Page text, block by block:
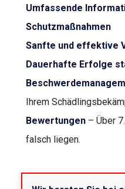
Umfassende
Schutzmaßnahmen
Sanfte und effektive
Dauerhafte Erfolge
Ihrem
Bewertungen – Über
falsch liegen.